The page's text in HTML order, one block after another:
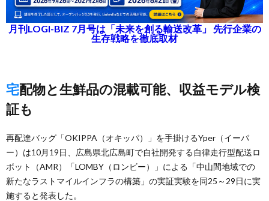
月刊LOGI-BIZ 7月号は「未来を創る輸送改革」 先行企業の
生存戦略を徹底取材
宅配物と生鮮品の混載可能、収益モデル検
証も
再配達バッグ「OKIPPA（オキッパ）」を手掛けるYper（イーパ
ー）は10月19日、広島県北広島町で自社開発する自律走行型配送ロ
ボット（AMR）「LOMBY（ロンビー）」による「中山間地域での
新たなラストマイルインフラの構築」の実証実験を同25～29日に実
施すると発表した。